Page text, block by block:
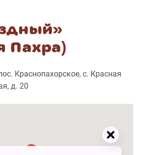
Пахра)
Краснопахорское, с. Красная
д. 20